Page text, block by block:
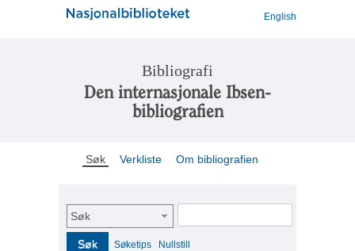
English
Bibliografi
Den internasjonale Ibsen-
bibliografien
Søk Verkliste Om bibliografien
Søk
Søk Søketips Nullstill